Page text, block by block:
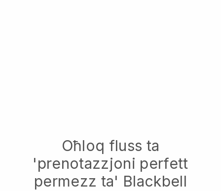
Oħloq fluss ta
'prenotazzjoni perfett
permezz ta' Blackbell